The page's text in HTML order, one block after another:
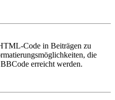
Code in Beiträgen zu
die
erreicht werden.